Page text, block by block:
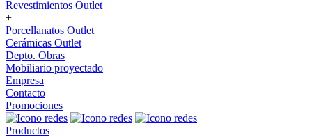
Revestimientos Outlet
+
Porcellanatos Outlet
Cerámicas Outlet
Depto. Obras
Mobiliario proyectado
Empresa
Contacto
Promociones
Productos